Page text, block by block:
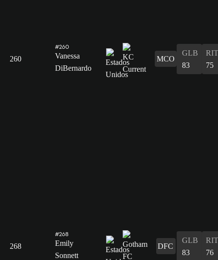
260
#260
Vanessa
DiBernardo
MCO
GLB
83
RIT
75
268
#268
Emily
Sonnett
DFC
GLB
83
RIT
76